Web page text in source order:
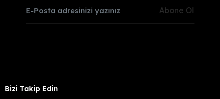
Abone Ol
Bizi Takip Edin